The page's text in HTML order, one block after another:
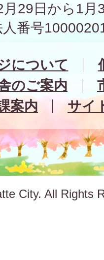
月29日から1
人番号
について
のご案内
案内
サイ
City. All Rights